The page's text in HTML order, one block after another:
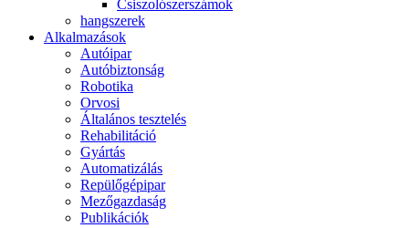
Csiszolószerszámok
hangszerek
Alkalmazások
Autóipar
Autóbiztonság
Robotika
Orvosi
Általános tesztelés
Rehabilitáció
Gyártás
Automatizálás
Repülőgépipar
Mezőgazdaság
Publikációk